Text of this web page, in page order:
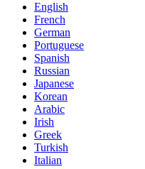
English
French
German
Portuguese
Spanish
Russian
Japanese
Korean
Arabic
Irish
Greek
Turkish
Italian